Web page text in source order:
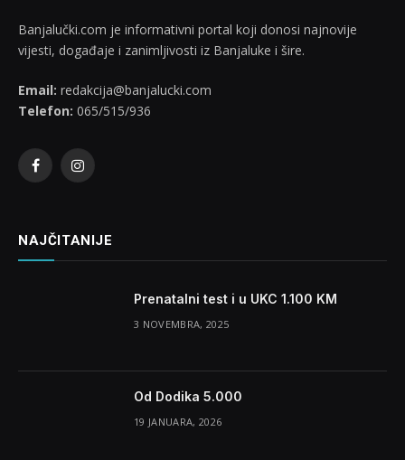
Banjalučki.com je informativni portal koji donosi najnovije
vijesti, događaje i zanimljivosti iz Banjaluke i šire.
Email: redakcija@banjalucki.com
Telefon: 065/515/936
FacebookInstagram
NAJČITANIJE
Prenatalni test i u UKC 1.100 KM
3 NOVEMBRA, 2025
Od Dodika 5.000
19 JANUARA, 2026